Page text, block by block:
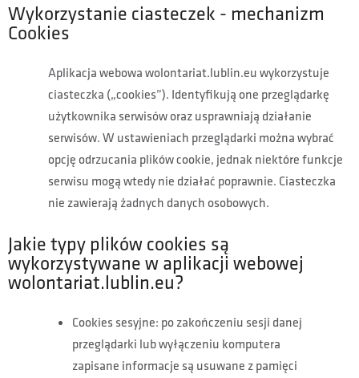
Wykorzystanie ciasteczek - mechanizm
Cookies
Aplikacja webowa wolontariat.lublin.eu wykorzystuje
ciasteczka („cookies”). Identyfikują one przeglądarkę
użytkownika serwisów oraz usprawniają działanie
serwisów. W ustawieniach przeglądarki można wybrać
opcję odrzucania plików cookie, jednak niektóre funkcje
serwisu mogą wtedy nie działać poprawnie. Ciasteczka
nie zawierają żadnych danych osobowych.
Jakie typy plików cookies są
wykorzystywane w aplikacji webowej
wolontariat.lublin.eu?
Cookies sesyjne: po zakończeniu sesji danej
przeglądarki lub wyłączeniu komputera
zapisane informacje są usuwane z pamięci